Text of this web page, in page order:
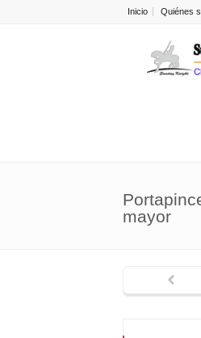
Inicio Quiénes
mayor